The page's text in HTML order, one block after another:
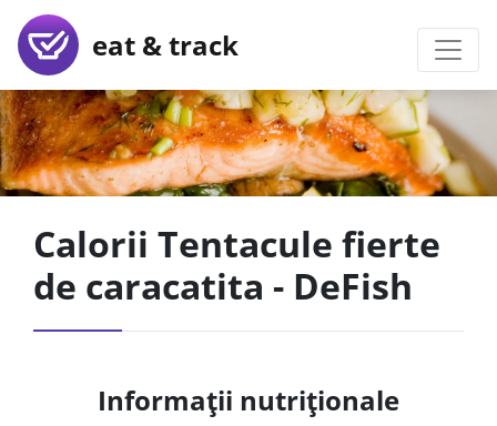
eat & track
Calorii Tentacule fierte
de caracatita - DeFish
Informații nutriționale